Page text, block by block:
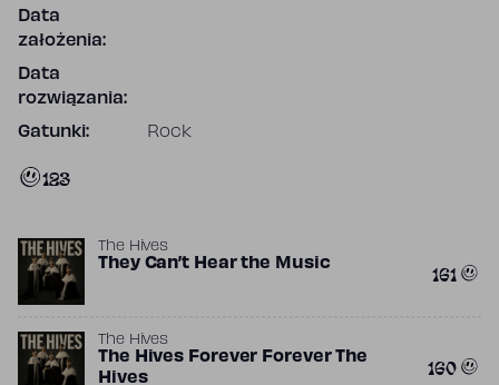
Data
założenia:
Data
rozwiązania:
Gatunki: Rock
123
The Hives
They Can’t Hear the Music 161
The Hives
The Hives Forever Forever The
Hives
160